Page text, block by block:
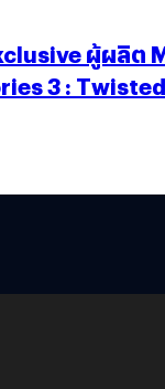
ผู้ผลิต
3 : Twisted